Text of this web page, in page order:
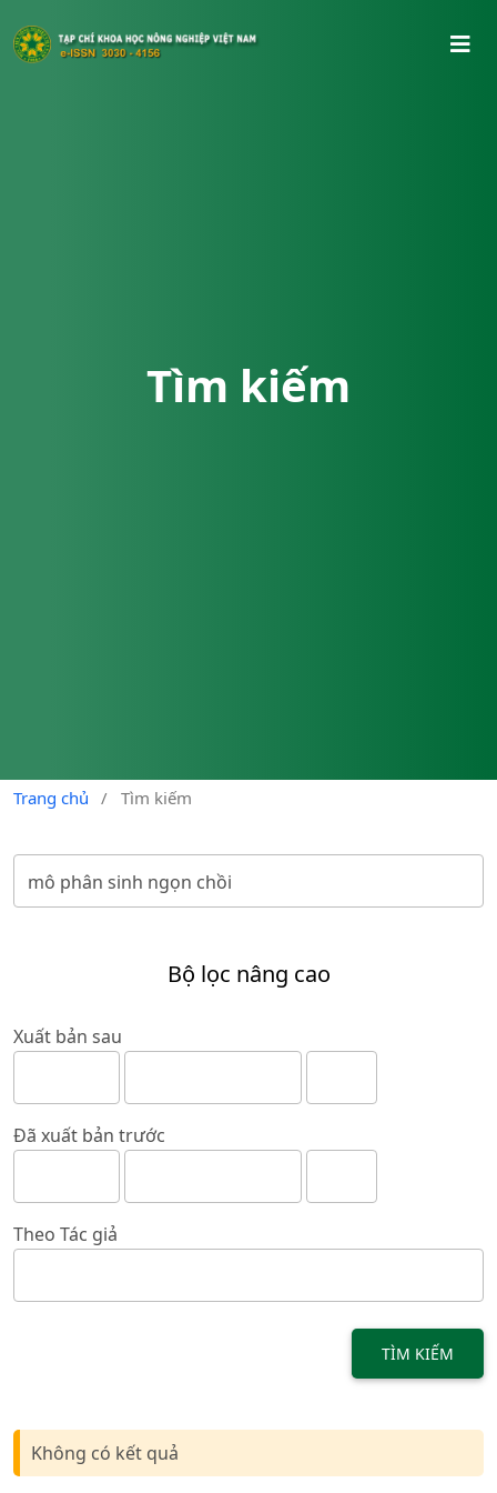
Tìm kiếm
Trang chủ / Tìm kiếm
Bộ lọc nâng cao
Xuất bản sau
Đã xuất bản trước
Theo Tác giả
TÌM KIẾM
Không có kết quả